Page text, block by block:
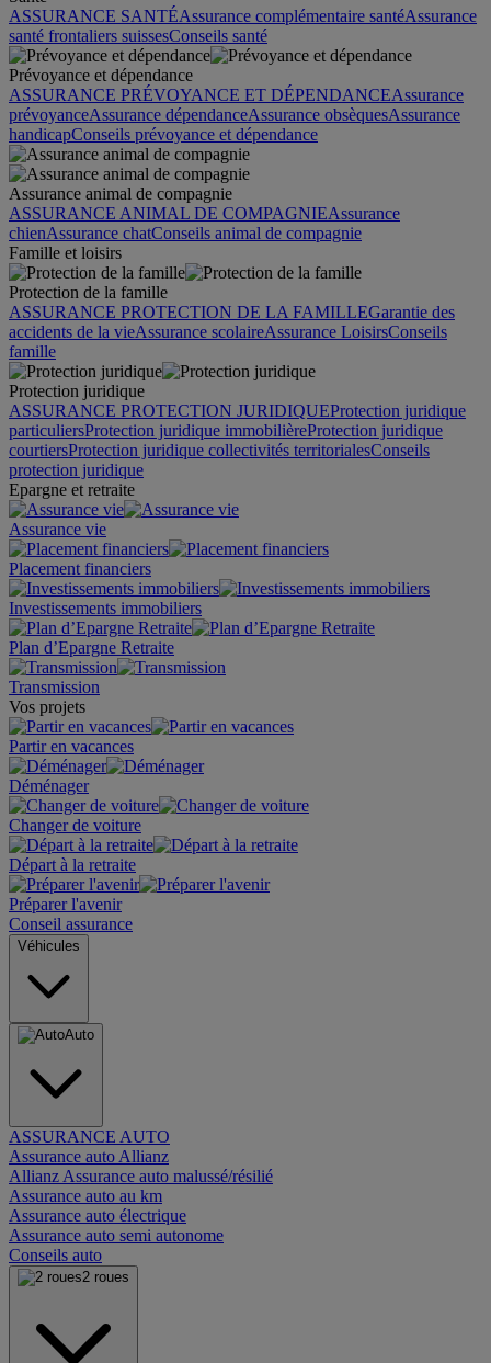
ASSURANCE SANTÉAssurance complémentaire santéAssurance
santé frontaliers suissesConseils santé
Prévoyance et dépendance
ASSURANCE PRÉVOYANCE ET DÉPENDANCEAssurance
prévoyanceAssurance dépendanceAssurance obsèquesAssurance
handicapConseils prévoyance et dépendance
Assurance animal de compagnie
ASSURANCE ANIMAL DE COMPAGNIEAssurance
chienAssurance chatConseils animal de compagnie
Famille et loisirs
Protection de la famille
ASSURANCE PROTECTION DE LA FAMILLEGarantie des
accidents de la vieAssurance scolaireAssurance LoisirsConseils
famille
Protection juridique
ASSURANCE PROTECTION JURIDIQUEProtection juridique
particuliersProtection juridique immobilièreProtection juridique
courtiersProtection juridique collectivités territorialesConseils
protection juridique
Epargne et retraite
Assurance vie
Placement financiers
Investissements immobiliers
Plan d’Epargne Retraite
Transmission
Vos projets
Partir en vacances
Déménager
Changer de voiture
Départ à la retraite
Préparer l'avenir
Conseil assurance
Véhicules
Auto
ASSURANCE AUTO
Assurance auto Allianz
Allianz Assurance auto malussé/résilié
Assurance auto au km
Assurance auto électrique
Assurance auto semi autonome
Conseils auto
2 roues